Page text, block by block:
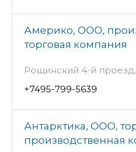
Америко, ООО,
торговая компания
Рощинский 4-й
+7495-799-5639
Антарктика, ООО,
производственная